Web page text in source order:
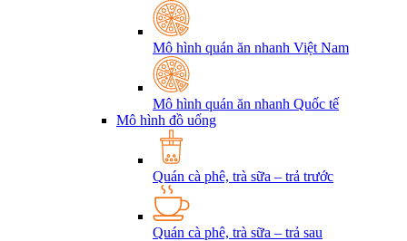
Mô hình quán ăn nhanh Việt Nam
Mô hình quán ăn nhanh Quốc tế
Mô hình đồ uống
Quán cà phê, trà sữa – trả trước
Quán cà phê, trà sữa – trả sau